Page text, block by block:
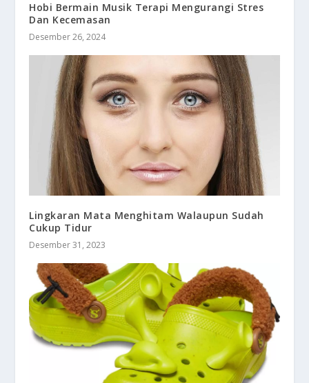
Hobi Bermain Musik Terapi Mengurangi Stres
Dan Kecemasan
Desember 26, 2024
Lingkaran Mata Menghitam Walaupun Sudah
Cukup Tidur
Desember 31, 2023